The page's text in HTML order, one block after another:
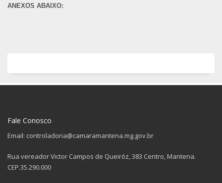
ANEXOS ABAIXO:
Fale Conosco
Email: controladoria@camaramantena.mg.gov.br
Rua vereador Victor Campos de Queiróz, 383 Centro, Mantena.
CEP.35.290.000